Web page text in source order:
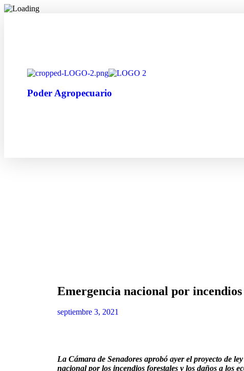
Poder Agropecuario
Emergencia nacional por
septiembre 3, 2021
La Cámara de Senadores aprobó ayer el proyecto de
nacional por los incendios forestales y los daños a los